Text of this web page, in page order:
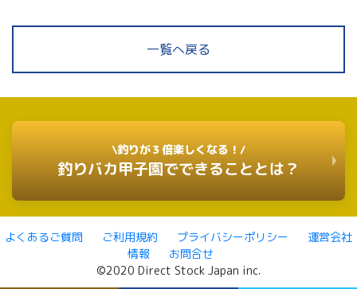
一覧へ戻る
\釣りが３倍楽しくなる！/
釣りバカ甲子園でできることとは？
よくあるご質問 ご利用規約 プライバシーポリシー
運営会社
情報
お問合せ
©2020 Direct Stock Japan inc.